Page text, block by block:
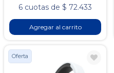
6 cuotas de $ 72.433
Agregar al carrito
Oferta